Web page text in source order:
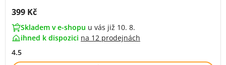
Cena s DPH:
399 Kč
Skladem v e-shopu u vás již 10. 8.
ihned k dispozici na 12 prodejnách
4.5